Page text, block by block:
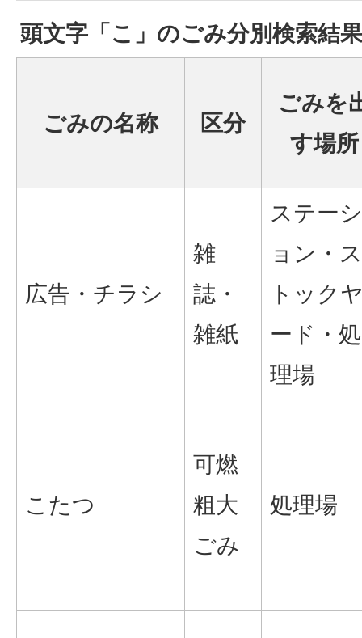
頭文字「こ 」のごみ分別検索結
ごみの名称 区分
ごみを
す場所
広告・チラシ
雑
誌・
雑紙
ステーシ
ョン・ス
トック
ード・処
理場
こたつ
可燃
粗大
ごみ
処理場